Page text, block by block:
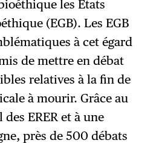
les États
(EGB). Les EGB
à cet égard
de mettre en débat
relatives à la fin de
à mourir. Grâce au
ERER et à une
près de 500 débats